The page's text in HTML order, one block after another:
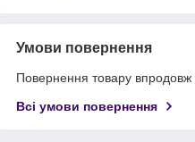
Умови повернення
Повернення товару впродовж
Всі умови повернення